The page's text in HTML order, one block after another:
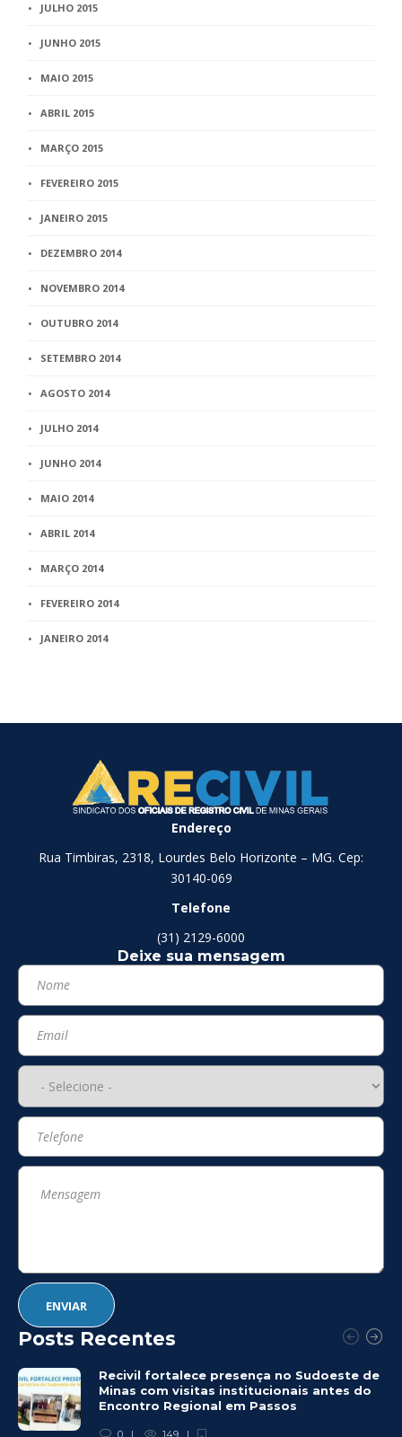
JULHO 2015
JUNHO 2015
MAIO 2015
ABRIL 2015
MARÇO 2015
FEVEREIRO 2015
JANEIRO 2015
DEZEMBRO 2014
NOVEMBRO 2014
OUTUBRO 2014
SETEMBRO 2014
AGOSTO 2014
JULHO 2014
JUNHO 2014
MAIO 2014
ABRIL 2014
MARÇO 2014
FEVEREIRO 2014
JANEIRO 2014
Endereço
Rua Timbiras, 2318, Lourdes Belo Horizonte – MG. Cep:
30140-069
Telefone
(31) 2129-6000
Deixe sua mensagem
Posts Recentes
Recivil fortalece presença no Sudoeste de
Minas com visitas institucionais antes do
Encontro Regional em Passos